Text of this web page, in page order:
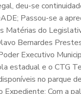
deu-se
Passou-se a
Matérias do
Bernardes
Executivo
estadual e o CTG
no parque
Expediente: Com a